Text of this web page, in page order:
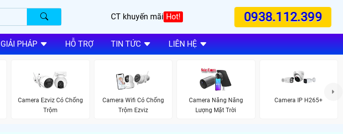
CT khuyến mãi Hot! 0938.112.399
GIẢI PHÁP HỖ TRỢ TIN TỨC LIÊN HỆ
Camera Ezviz Có Chống
Trộm
Camera Wifi Có Chống
Trộm Ezviz
Camera Năng Năng
Lượng Mặt Trời
Camera IP H265+